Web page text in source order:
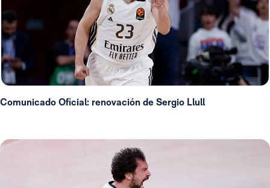
Comunicado Oficial: renovación de Sergio Llull